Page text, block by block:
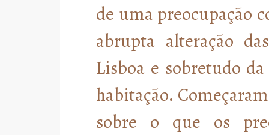
de uma preocupação
abrupta alteração
Lisboa e sobretudo
habitação.
sobre o que os